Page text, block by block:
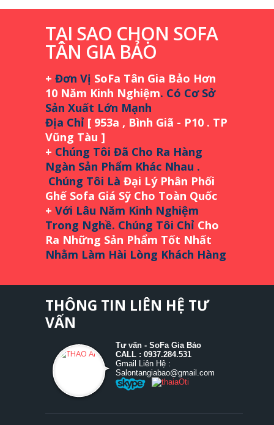
TẠI SAO CHỌN SOFA
TÂN GIA BẢO
+ Đơn Vị SoFa Tân Gia Bảo Hơn
10 Năm Kinh Nghiệm. Có Cơ Sở
Sản Xuất Lớn Mạnh
Địa Chỉ [ 953a , Bình Giã - P10 . TP
Vũng Tàu ]
+ Chúng Tôi Đã Cho Ra Hàng
Ngàn Sản Phẩm Khác Nhau .
Chúng Tôi Là Đại Lý Phân Phối
Ghế Sofa Giá Sỹ Cho Toàn Quốc
+ Với Lâu Năm Kinh Nghiệm
Trong Nghề. Chúng Tôi Chỉ Cho
Ra Những Sản Phẩm Tốt Nhất
Nhằm Làm Hài Lòng Khách Hàng
THÔNG TIN LIÊN HỆ TƯ
VẤN
Tư vấn - SoFa Gia Bảo
CALL : 0937.284.531
Gmail Liên Hệ :
Salontangiabao@gmail.com